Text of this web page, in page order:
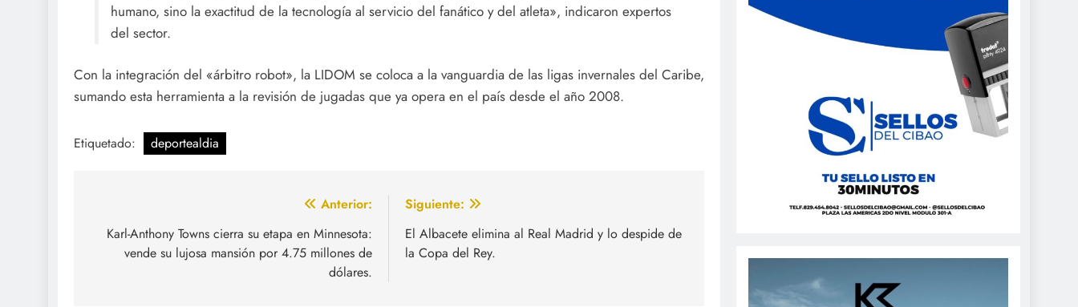
humano, sino la exactitud de la tecnología al servicio del fanático y del atleta», indicaron expertos
del sector.
Con la integración del «árbitro robot», la LIDOM se coloca a la vanguardia de las ligas invernales del Caribe,
sumando esta herramienta a la revisión de jugadas que ya opera en el país desde el año 2008.
Etiquetado: deportealdia
de
entradas
Anterior:
Karl-Anthony Towns cierra su etapa en Minnesota:
vende su lujosa mansión por 4.75 millones de
dólares.
Siguiente:
El Albacete elimina al Real Madrid y lo despide de
la Copa del Rey.